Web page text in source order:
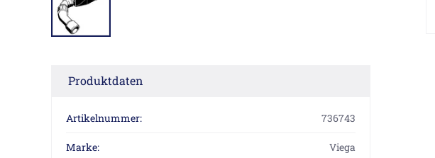
Produktdaten
Artikelnummer: 736743
Marke: Viega